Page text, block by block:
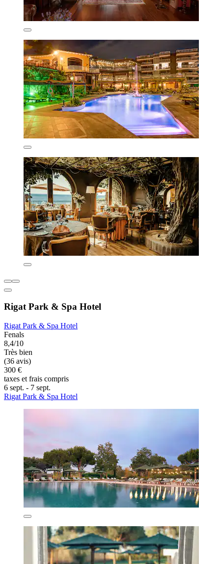
Rigat Park & Spa Hotel
Rigat Park & Spa Hotel
Fenals
8,4/10
Très bien
(36 avis)
300 €
taxes et frais compris
6 sept. - 7 sept.
Rigat Park & Spa Hotel